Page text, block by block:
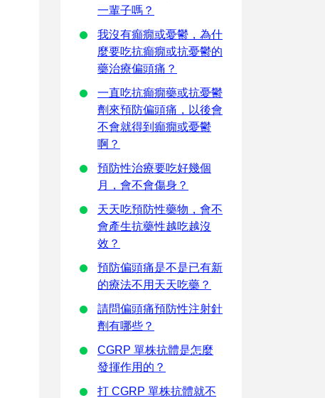
一輩子嗎？
我沒有癲癇或憂鬱，為什
麼要吃抗癲癇或抗憂鬱的
藥治療偏頭痛？
一直吃抗癲癇藥或抗憂鬱
劑來預防偏頭痛，以後會
不會就得到癲癇或憂鬱
啊？
預防性治療要吃好幾個
月，會不會傷身？
天天吃預防性藥物，會不
會產生抗藥性越吃越沒
效？
預防偏頭痛是不是已有新
的療法不用天天吃藥？
請問偏頭痛預防性注射針
劑有哪些？
CGRP 單株抗體是怎麼
發揮作用的？
打 CGRP 單株抗體就不